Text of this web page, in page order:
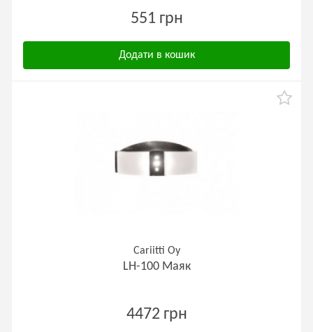
551 грн
Додати в кошик
Cariitti Oy
LH-100 Маяк
4472 грн